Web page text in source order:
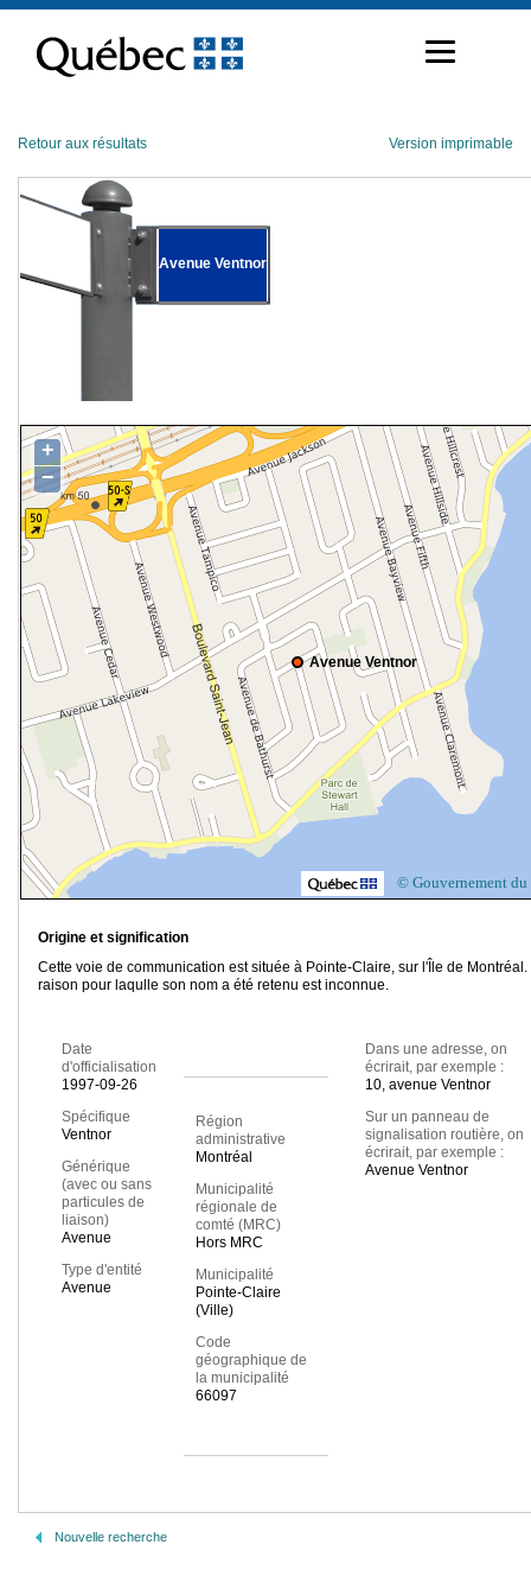
contenu
Retour aux résultats Version imprimable
Avenue Ventnor
Avenue Ventnor
+
−
© Gouvernement du
Origine et signification
Cette voie de communication est située à Pointe-Claire, sur l'Île de Montréal.
raison pour laqulle son nom a été retenu est inconnue.
Date
d'officialisation
1997-09-26
Spécifique
Ventnor
Générique
(avec ou sans
particules de
liaison)
Avenue
Type d'entité
Avenue
Région
administrative
Montréal
Municipalité
régionale de
comté (MRC)
Hors MRC
Municipalité
Pointe-Claire
(Ville)
Code
géographique de
la municipalité
66097
Dans une adresse, on
écrirait, par exemple :
10, avenue Ventnor
Sur un panneau de
signalisation routière, on
écrirait, par exemple :
Avenue Ventnor
Nouvelle recherche